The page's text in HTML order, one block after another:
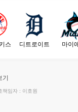
스 디트로이트 마이
책임자 : 이호원